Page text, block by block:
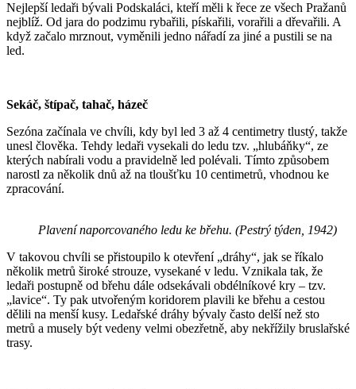
Nejlepší ledaři bývali Podskaláci, kteří měli k řece ze všech Pražanů
nejblíž. Od jara do podzimu rybařili, pískařili, vorařili a dřevařili. A
když začalo mrznout, vyměnili jedno nářadí za jiné a pustili se na
led.
Sekáč, štípač, tahač, házeč
Sezóna začínala ve chvíli, kdy byl led 3 až 4 centimetry tlustý, takže
unesl člověka. Tehdy ledaři vysekali do ledu tzv. „hlubáňky“, ze
kterých nabírali vodu a pravidelně led polévali. Tímto způsobem
narostl za několik dnů až na tloušťku 10 centimetrů, vhodnou ke
zpracování.
Plavení naporcovaného ledu ke břehu. (Pestrý týden, 1942)
V takovou chvíli se přistoupilo k otevření „dráhy“, jak se říkalo
několik metrů široké strouze, vysekané v ledu. Vznikala tak, že
ledaři postupně od břehu dále odsekávali obdélníkové kry – tzv.
„lavice“. Ty pak utvořeným koridorem plavili ke břehu a cestou
dělili na menší kusy. Ledařské dráhy bývaly často delší než sto
metrů a musely být vedeny velmi obezřetně, aby nekřížily bruslařské
trasy.